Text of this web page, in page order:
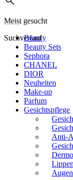
Meist gesucht
Suchverlauf
Beauty
Beauty Sets
Sephora
CHANEL
DIOR
Neuheiten
Make-up
Parfum
Gesichtspflege
Anti-